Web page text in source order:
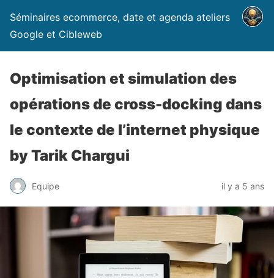
Séminaires ecommerce, date et agenda ateliers
Google et Cibleweb
Optimisation et simulation des
opérations de cross-docking dans
le contexte de l’internet physique
by Tarik Chargui
Equipe il y a 5 ans